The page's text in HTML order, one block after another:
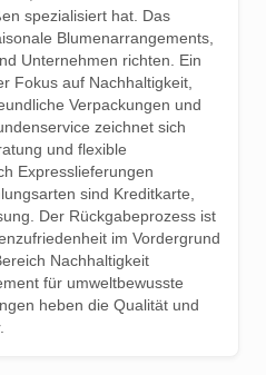
spezialisiert hat. Das
Blumenarrangements,
Unternehmen richten. Ein
Fokus auf Nachhaltigkeit,
Verpackungen und
zeichnet sich
und flexible
Expresslieferungen
sind Kreditkarte,
Der Rückgabeprozess ist
im Vordergrund
Nachhaltigkeit
für umweltbewusste
heben die Qualität und